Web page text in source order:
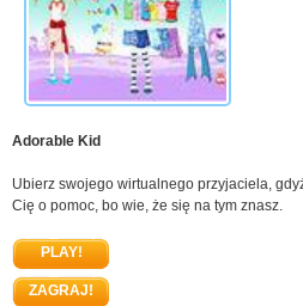
Adorable Kid
Ubierz swojego wirtualnego przyjaciela,
Cię o pomoc, bo wie, że się na tym znasz.
PLAY!
ZAGRAJ!